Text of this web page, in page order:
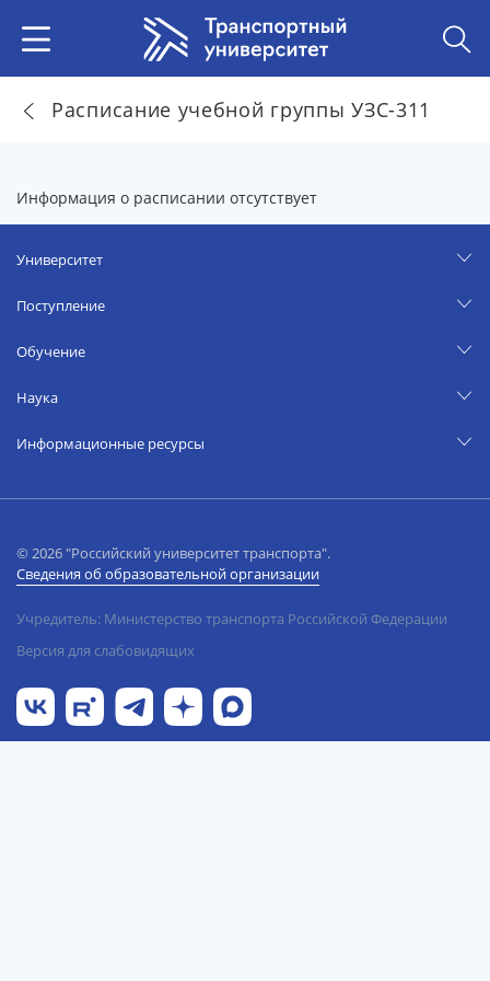
Расписание учебной группы УЗС-311
Информация о расписании отсутствует
Университет
Поступление
Обучение
Наука
Информационные ресурсы
© 2026 "Российский университет транспорта".
Сведения об образовательной организации
Учредитель: Министерство транспорта Российской Федерации
Версия для слабовидящих